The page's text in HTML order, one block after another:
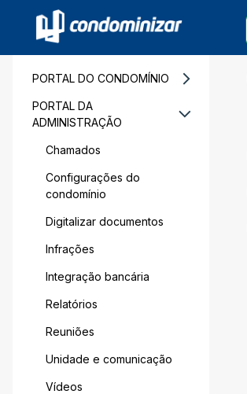
PORTAL DO CONDOMÍNIO
PORTAL DA
ADMINISTRAÇÃO
Chamados
Configurações do
condomínio
Digitalizar documentos
Infrações
Integração bancária
Relatórios
Reuniões
Unidade e comunicação
Vídeos